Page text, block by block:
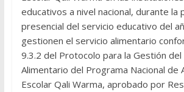
educativos a nivel nacional, durante la
presencial del servicio educativo del
gestionen el servicio alimentario
9.3.2 del Protocolo para la Gestión del
Alimentario del Programa Nacional de
Escolar Qali Warma, aprobado por